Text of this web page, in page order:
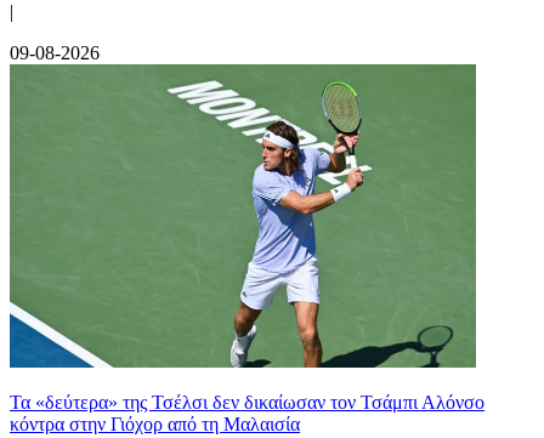
|
09-08-2026
Τα «δεύτερα» της Τσέλσι δεν δικαίωσαν τον Τσάμπι Αλόνσο
κόντρα στην Γιόχορ από τη Μαλαισία